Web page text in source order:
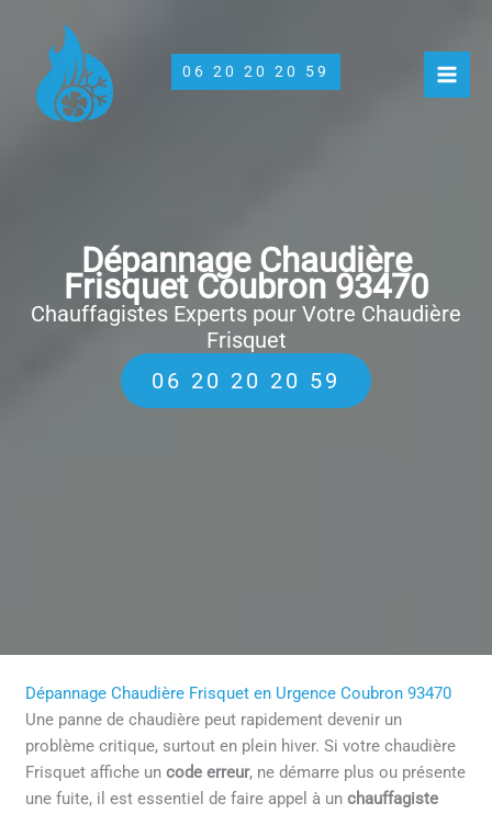
contenu
06 20 20 20 59
Dépannage Chaudière
Frisquet Coubron 93470
Chauffagistes Experts pour Votre Chaudière
Frisquet
06 20 20 20 59
Dépannage Chaudière Frisquet en Urgence Coubron 93470
Une panne de chaudière peut rapidement devenir un
problème critique, surtout en plein hiver. Si votre chaudière
Frisquet affiche uncode erreur, ne démarre plus ou présente
une fuite, il est essentiel de faire appel à unchauffagiste